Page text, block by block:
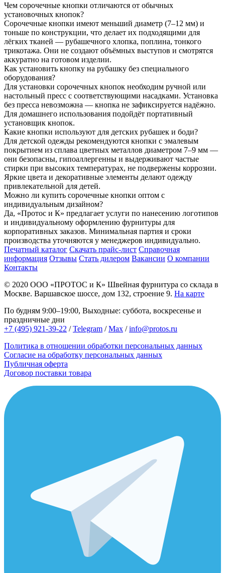
Чем сорочечные кнопки отличаются от обычных
установочных кнопок?
Сорочечные кнопки имеют меньший диаметр (7–12 мм) и
тоньше по конструкции, что делает их подходящими для
лёгких тканей — рубашечного хлопка, поплина, тонкого
трикотажа. Они не создают объёмных выступов и смотрятся
аккуратно на готовом изделии.
Как установить кнопку на рубашку без специального
оборудования?
Для установки сорочечных кнопок необходим ручной или
настольный пресс с соответствующими насадками. Установка
без пресса невозможна — кнопка не зафиксируется надёжно.
Для домашнего использования подойдёт портативный
установщик кнопок.
Какие кнопки используют для детских рубашек и боди?
Для детской одежды рекомендуются кнопки с эмалевым
покрытием из сплава цветных металлов диаметром 7–9 мм —
они безопасны, гипоаллергенны и выдерживают частые
стирки при высоких температурах, не подвержены коррозии.
Яркие цвета и декоративные элементы делают одежду
привлекательной для детей.
Можно ли купить сорочечные кнопки оптом с
индивидуальным дизайном?
Да, «Протос и К» предлагает услуги по нанесению логотипов
и индивидуальному оформлению фурнитуры для
корпоративных заказов. Минимальная партия и сроки
производства уточняются у менеджеров индивидуально.
Печатный каталог Скачать прайс-лист Справочная
информация Отзывы Стать дилером Вакансии О компании
Контакты
© 2020 ООО «ПРОТОС и К» Швейная фурнитура со склада в
Москве. Варшавское шоссе, дом 132, строение 9. На карте
По будням 9:00–19:00, Выходные: суббота, воскресенье и
праздничные дни
+7 (495) 921-39-22 /Telegram /Max /info@protos.ru
Политика в отношении обработки персональных данных
Согласие на обработку персональных данных
Публичная оферта
Договор поставки товара